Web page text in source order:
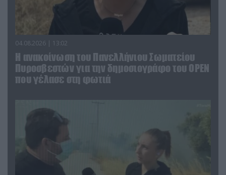
04.08.2026 | 13:02
Η ανακοίνωση του Πανελλήνιου Σωματείου
Πυροσβεστών για την δημοσιογράφο του OPEN
που γέλασε στη φωτιά